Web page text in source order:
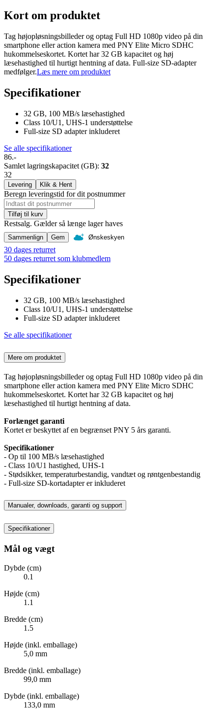
Kort om produktet
Tag højopløsningsbilleder og optag Full HD 1080p video på din
smartphone eller action kamera med PNY Elite Micro SDHC
hukommelseskortet. Kortet har 32 GB kapacitet og høj
læsehastighed til hurtigt hentning af data. Full-size SD-adapter
medfølger.Læs mere om produktet
Specifikationer
32 GB, 100 MB/s læsehastighed
Class 10/U1, UHS-1 understøttelse
Full-size SD adapter inkluderet
Se alle specifikationer
86.-
Samlet lagringskapacitet (GB): 32
32
Levering Klik & Hent
Beregn leveringstid for dit postnummer
Tilføj til kurv
Restsalg. Gælder så længe lager haves
Sammenlign Gem Ønskeskyen
30 dages returret
50 dages returret som klubmedlem
Specifikationer
32 GB, 100 MB/s læsehastighed
Class 10/U1, UHS-1 understøttelse
Full-size SD adapter inkluderet
Se alle specifikationer
Mere om produktet
Tag højopløsningsbilleder og optag Full HD 1080p video på din
smartphone eller action kamera med PNY Elite Micro SDHC
hukommelseskortet. Kortet har 32 GB kapacitet og høj
læsehastighed til hurtigt hentning af data.
Forlænget garanti
Kortet er beskyttet af en begrænset PNY 5 års garanti.
Specifikationer
- Op til 100 MB/s læsehastighed
- Class 10/U1 hastighed, UHS-1
- Stødsikker, temperaturbestandig, vandtæt og røntgenbestandig
- Full-size SD-kortadapter er inkluderet
Manualer, downloads, garanti og support
Specifikationer
Mål og vægt
Dybde (cm)
0.1
Højde (cm)
1.1
Bredde (cm)
1.5
Højde (inkl. emballage)
5,0 mm
Bredde (inkl. emballage)
99,0 mm
Dybde (inkl. emballage)
133,0 mm